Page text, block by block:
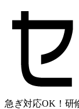
急ぎ対応OK！研